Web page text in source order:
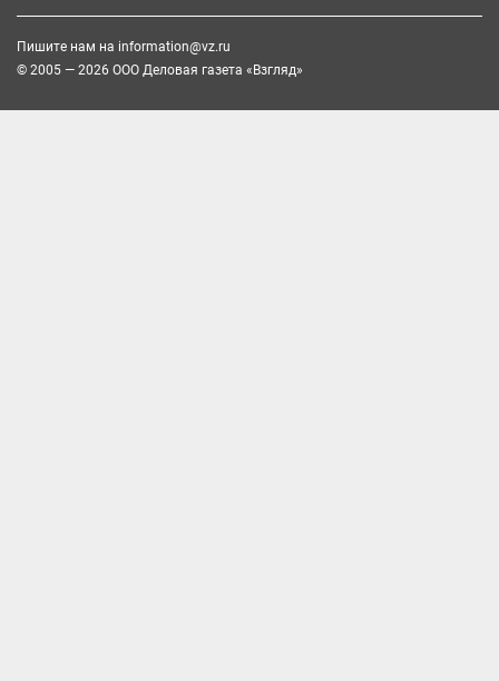
Пишите нам на information@vz.ru
© 2005 — 2026 ООО Деловая газета «Взгляд»